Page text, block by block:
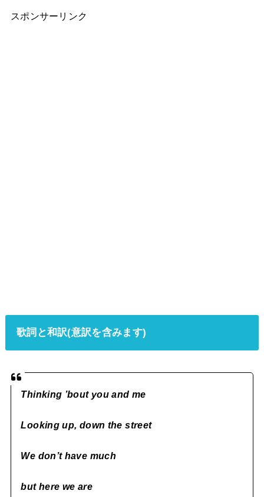
スポンサーリンク
歌詞と和訳(意訳を含みます)
Thinking ’bout you and me
Looking up, down the street
We don’t have much
but here we are